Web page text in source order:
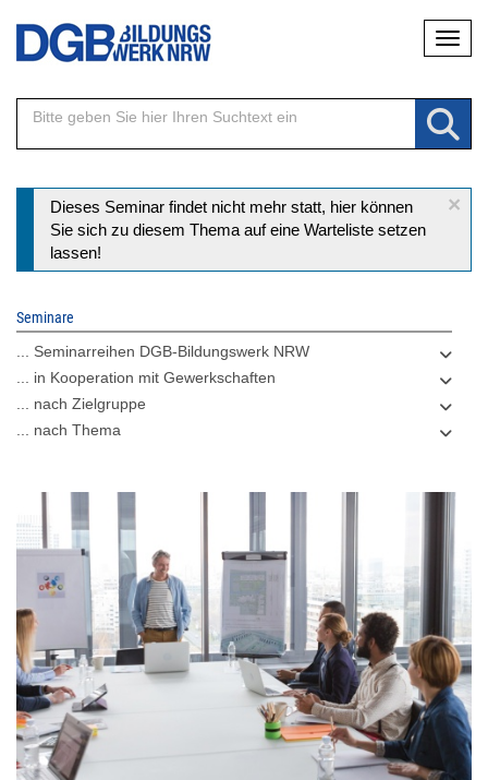
Direkt
Inhalt
×
Statusmeldung
Dieses Seminar findet nicht mehr statt, hier können
Sie sich zu diesem Thema auf eine Warteliste setzen
lassen!
Seminare
... Seminarreihen DGB-Bildungswerk NRW
... in Kooperation mit Gewerkschaften
... nach Zielgruppe
... nach Thema